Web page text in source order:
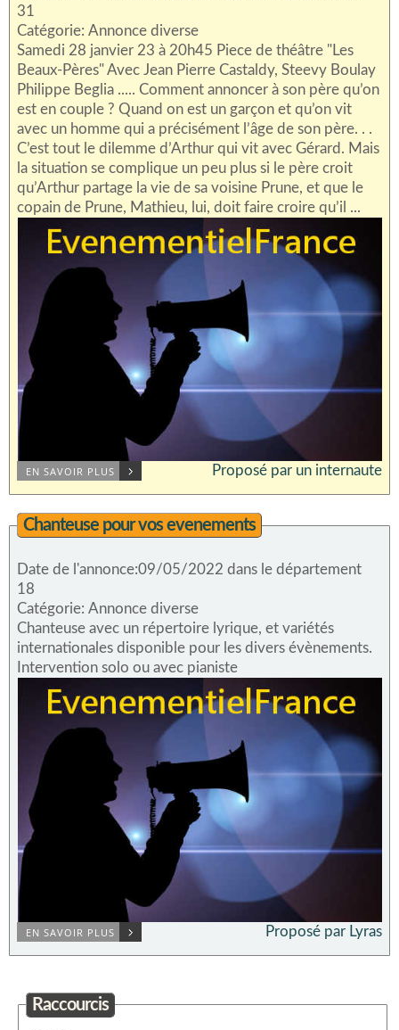
31
Catégorie: Annonce diverse
Samedi 28 janvier 23 à 20h45 Piece de théâtre "Les
Beaux-Pères" Avec Jean Pierre Castaldy, Steevy Boulay
Philippe Beglia ..... Comment annoncer à son père qu’on
est en couple ? Quand on est un garçon et qu’on vit
avec un homme qui a précisément l’âge de son père. . .
C’est tout le dilemme d’Arthur qui vit avec Gérard. Mais
la situation se complique un peu plus si le père croit
qu’Arthur partage la vie de sa voisine Prune, et que le
copain de Prune, Mathieu, lui, doit faire croire qu’il ...
EN SAVOIR PLUS Proposé par un internaute
Chanteuse pour vos evenements
Date de l'annonce:09/05/2022 dans le département
18
Catégorie: Annonce diverse
Chanteuse avec un répertoire lyrique, et variétés
internationales disponible pour les divers évènements.
Intervention solo ou avec pianiste
EN SAVOIR PLUS Proposé par Lyras
Raccourcis